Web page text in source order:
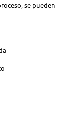
se pueden